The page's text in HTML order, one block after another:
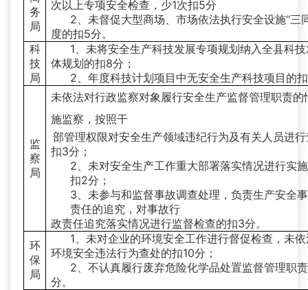
务
局
次以上专项安全检查，少1次扣5分
2、未督促大型商场、市场依法执行安全设施“三
度的扣5分。
科
技
局
1、未将安全生产科技发展专项规划纳入全县科
体规划的扣8分；
2、年度科技计划项目中无安全生产科技项目的
监
察
局
未依法对行政监察对象履行安全生产监督管理职责的
施监察，按照干
部管理权限对安全生产领域违纪行为及有关人员进
扣3分；
2、未对安全生产工作重大部署落实情况进行实
扣2分；
3、未参与和监督事故调查处理，负责生产安全
责任的追究，对事故行
政责任追究落实情况进行监督检查的扣3分。
环
保
局
1、未对企业的环境安全工作进行督促检查，未
环境安全违法行为查处的扣10分；
2、不认真履行废弃危险化学品处置监督管理职
分。